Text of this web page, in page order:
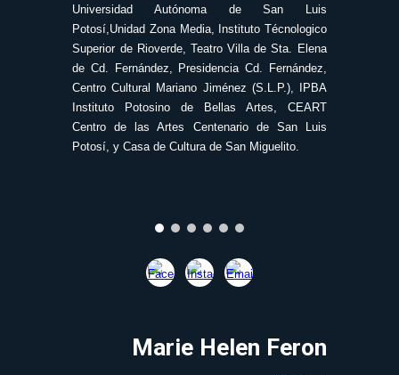
Universidad Autónoma de San Luis
Potosí,Unidad Zona Media, Instituto Técnologico
Superior de Rioverde, Teatro Villa de Sta. Elena
de Cd. Fernández, Presidencia Cd. Fernández,
Centro Cultural Mariano Jiménez (S.L.P.), IPBA
Instituto Potosino de Bellas Artes, CEART
Centro de las Artes Centenario de San Luis
Potosí, y Casa de Cultura de San Miguelito.
Marie Helen Feron